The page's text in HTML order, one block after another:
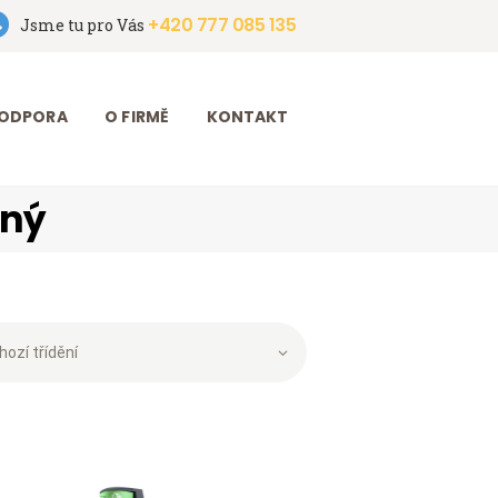
Jsme tu pro Vás +420 777 085 135
O FIRMĚ KONTAKT